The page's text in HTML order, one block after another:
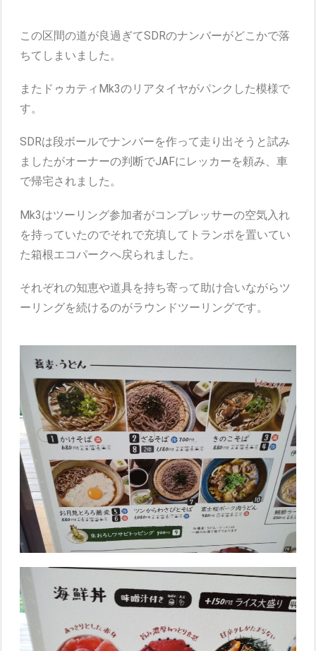
この区間の道が良過ぎてSDRのナンバーがどこかで落
ちてしまいました。
またドゥカティMk3のリアタイヤがパンクした模様で
す。
SDRは段ボールでナンバーを作って走り出そうと試み
ましたがオーナーの判断でJAFにレッカーを頼み、車
で帰宅されました。
Mk3はツーリング参加者がコンプレッサーの空気入れ
を持っていたのでそれで充填してトランポを置いてい
た箱根エコパークへ戻られました。
それぞれの知恵や道具を持ち寄って助け合いながらツ
ーリングを続けるのがラウンドツーリングです。